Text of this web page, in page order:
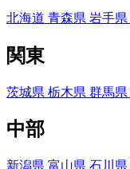
北海道 青森県 岩手県
関東
茨城県 栃木県 群馬県
中部
新潟県 富山県 石川県